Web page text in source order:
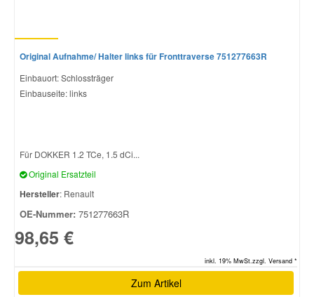
Original Aufnahme/ Halter links für Fronttraverse 751277663R
Einbauort: Schlossträger
Einbauseite: links
Für DOKKER 1.2 TCe, 1.5 dCi...
Original Ersatzteil
Hersteller: Renault
OE-Nummer: 751277663R
98,65 €
inkl. 19% MwSt.zzgl. Versand *
Zum Artikel